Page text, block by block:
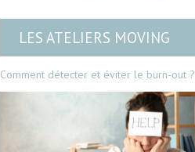
LES ATELIERS MOVING
Comment détecter et éviter le burn-out ?